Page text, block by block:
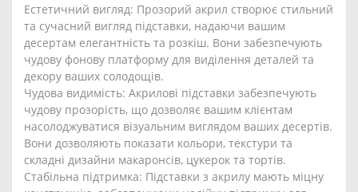
Естетичний вигляд: Прозорий акрил створює стильний
та сучасний вигляд підставки, надаючи вашим
десертам елегантність та розкіш. Вони забезпечують
чудову фонову платформу для виділення деталей та
декору ваших солодощів.
Чудова видимість: Акрилові підставки забезпечують
чудову прозорість, що дозволяє вашим клієнтам
насолоджуватися візуальним виглядом ваших десертів.
Вони дозволяють показати кольори, текстури та
складні дизайни макаронсів, цукерок та тортів.
Стабільна підтримка: Підставки з акрилу мають міцну